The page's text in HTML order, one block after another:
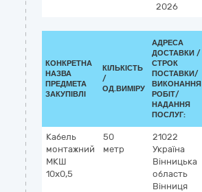
2026
КОНКРЕТНА
НАЗВА
ПРЕДМЕТА
ЗАКУПІВЛІ
КІЛЬКІСТЬ
/
ОД.ВИМІРУ
АДРЕСА
ДОСТАВКИ /
СТРОК
ПОСТАВКИ/
ВИКОНАННЯ
РОБІТ/
НАДАННЯ
ПОСЛУГ:
Кабель
монтажний
МКШ
10х0,5
50
метр
21022
Україна
Вінницька
область
Вінниця